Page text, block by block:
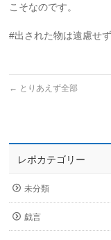
こそなのです。
#出された物は遠慮せ
← とりあえず全部
レポカテゴリー
未分類
戯言